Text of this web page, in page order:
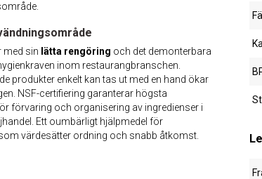
med sin lätta rengöring och det demonterbara
inom restaurangbranschen.
produkter enkelt kan tas ut med en hand ökar
NSF-certifiering garanterar högsta
förvaring och organisering av ingredienser i
Ett oumbärligt hjälpmedel för
värdesätter ordning och snabb åtkomst.